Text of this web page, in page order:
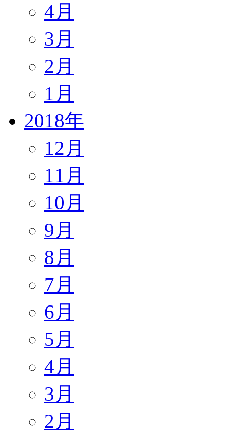
4月
3月
2月
1月
2018年
12月
11月
10月
9月
8月
7月
6月
5月
4月
3月
2月